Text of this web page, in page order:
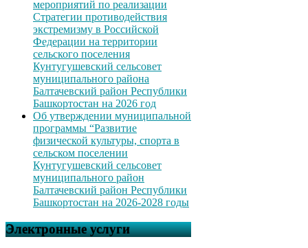
мероприятий по реализации
Стратегии противодействия
экстремизму в Российской
Федерации на территории
сельского поселения
Кунтугушевский сельсовет
муниципального района
Балтачевский район Республики
Башкортостан на 2026 год
Об утверждении муниципальной
программы “Развитие
физической культуры, спорта в
сельском поселении
Кунтугушевский сельсовет
муниципального район
Балтачевский район Республики
Башкортостан на 2026-2028 годы
Электронные услуги